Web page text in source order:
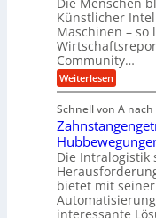
y
d
r
a
u
i
k
i
m
V
e
a
n
g
l
e
b
i
g
e
K
u
g
e
e
s
s
t
e
i
g
e
r
t
U
m
s
Künstlicher
Maschinen – so
Community…
Weiterlesen:
M
n
s
c
h
e
n
a
u
c
Schnell von A nach
Die Intralogistik
bietet mit
interessante